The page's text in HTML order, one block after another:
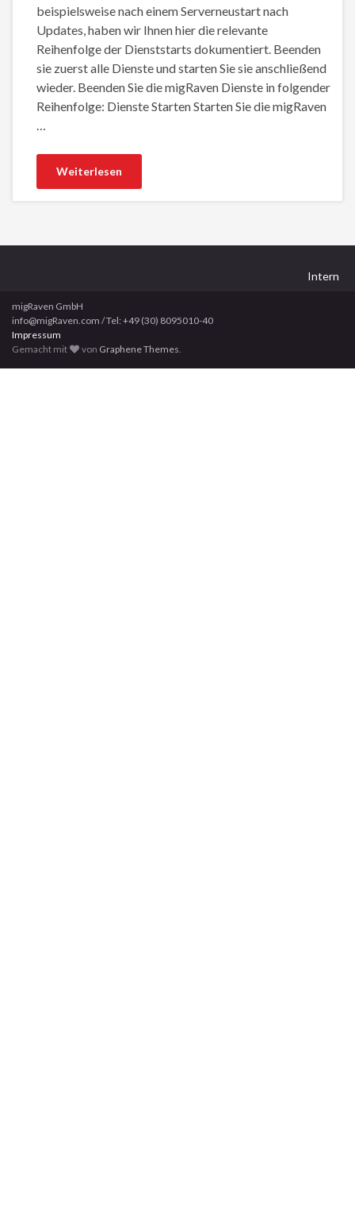
beispielsweise nach einem Serverneustart nach
Updates, haben wir Ihnen hier die relevante
Reihenfolge der Dienststarts dokumentiert. Beenden
sie zuerst alle Dienste und starten Sie sie anschließend
wieder. Beenden Sie die migRaven Dienste in folgender
Reihenfolge: Dienste Starten Starten Sie die migRaven
…
Weiterlesen
Intern
migRaven GmbH
info@migRaven.com / Tel: +49 (30) 8095010-40
Impressum
Gemacht mit
von Graphene Themes